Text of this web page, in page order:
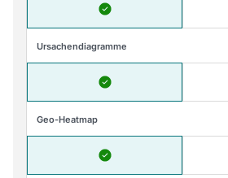
Ursachendiagramme
Geo-Heatmap